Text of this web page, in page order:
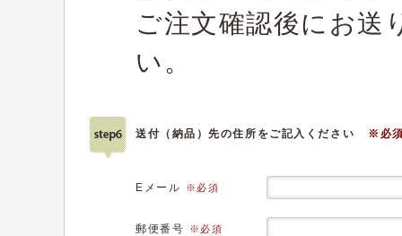
ご注文確認後にお送
い。
送付（納品）先の住所をご記入ください ※必
Eメール ※必須
郵便番号 ※必須